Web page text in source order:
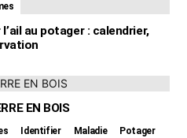
au potager : calendrier,
EN BOIS
Identifier Maladie Potager